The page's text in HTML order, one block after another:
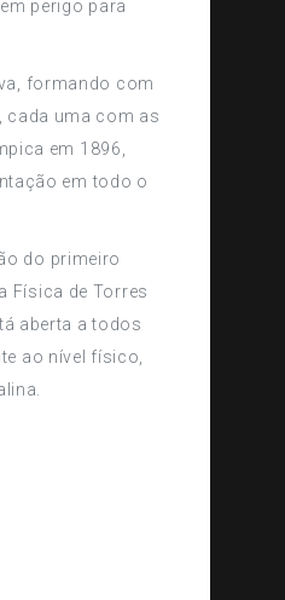
perigo para
formando com
cada uma com as
em 1896,
em todo o
do primeiro
Física de Torres
aberta a todos
ao nível físico,